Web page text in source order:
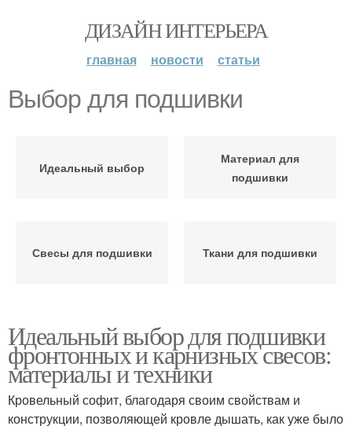
ДИЗАЙН ИНТЕРЬЕРА
главная новости статьи
Выбор для подшивки
Идеальный выбор
Материал для
подшивки
Свесы для подшивки Ткани для подшивки
Идеальный выбор для подшивки
фронтонных и карнизных свесов:
материалы и техники
Кровельный софит, благодаря своим свойствам и
конструкции, позволяющей кровле дышать, как уже было